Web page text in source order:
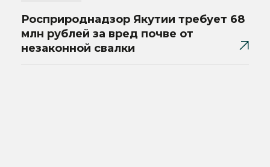
Росприроднадзор Якутии требует 68
млн рублей за вред почве от
незаконной свалки